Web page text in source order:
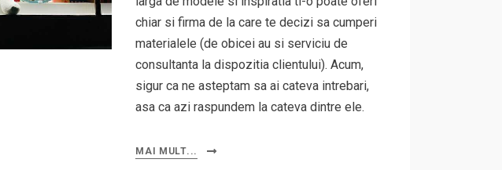
chiar si firma de la care te decizi sa cumperi
materialele (de obicei au si serviciu de
consultanta la dispozitia clientului). Acum,
sigur ca ne asteptam sa ai cateva intrebari,
asa ca azi raspundem la cateva dintre ele.
MAI MULT...